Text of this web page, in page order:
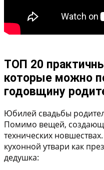
ТОП 20
которые можно
годовщину
Юбилей свадьбы
Помимо вещей,
технических
кухонной утвари как
дедушка: